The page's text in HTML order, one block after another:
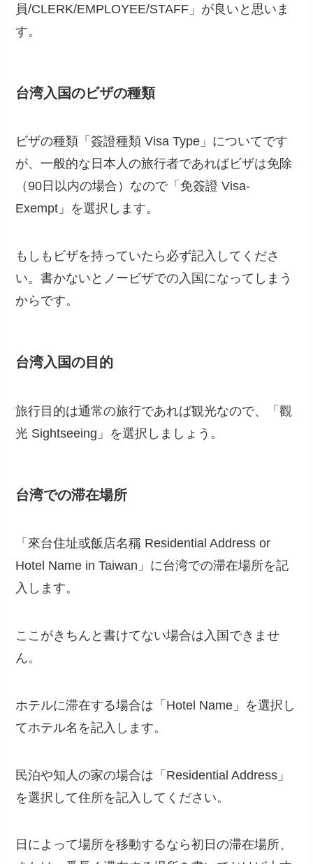
員/CLERK/EMPLOYEE/STAFF」が良いと思いま
す。
台湾入国のビザの種類
ビザの種類「簽證種類 Visa Type」についてです
が、一般的な日本人の旅行者であればビザは免除
（90日以内の場合）なので「免簽證 Visa-
Exempt」を選択します。
もしもビザを持っていたら必ず記入してくださ
い。書かないとノービザでの入国になってしまう
からです。
台湾入国の目的
旅行目的は通常の旅行であれば観光なので、「觀
光 Sightseeing」を選択しましょう。
台湾での滞在場所
「來台住址或飯店名稱 Residential Address or
Hotel Name in Taiwan」に台湾での滞在場所を記
入します。
ここがきちんと書けてない場合は入国できませ
ん。
ホテルに滞在する場合は「Hotel Name」を選択し
てホテル名を記入します。
民泊や知人の家の場合は「Residential Address」
を選択して住所を記入してください。
日によって場所を移動するなら初日の滞在場所、